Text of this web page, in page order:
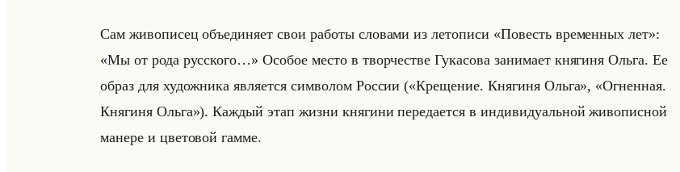
Сам жи­во­пи­сец объеди­ня­ет свои ра­бо­ты сло­ва­ми из ле­то­пи­си «Повесть временных лет»:
«Мы от рода русского…» Осо­бое место в твор­че­стве Гу­ка­со­ва за­ни­ма­ет кня­ги­ня Ольга. Ее
образ для ху­дож­ни­ка яв­ля­ет­ся сим­во­лом Рос­сии («Крещение. Княгиня Ольга», «Огненная.
Княгиня Ольга»). Каж­дый этап жизни кня­ги­ни пе­ре­да­ет­ся в ин­ди­ви­ду­альной жи­во­пис­ной
ма­не­ре и цве­то­вой гамме.